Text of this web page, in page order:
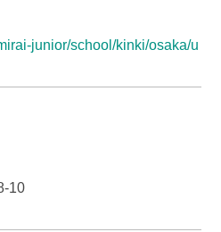
junior/school/kinki/osaka/u
10